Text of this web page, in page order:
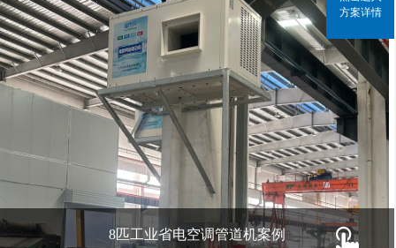
8匹工业省电空调管道机案例
方案详情